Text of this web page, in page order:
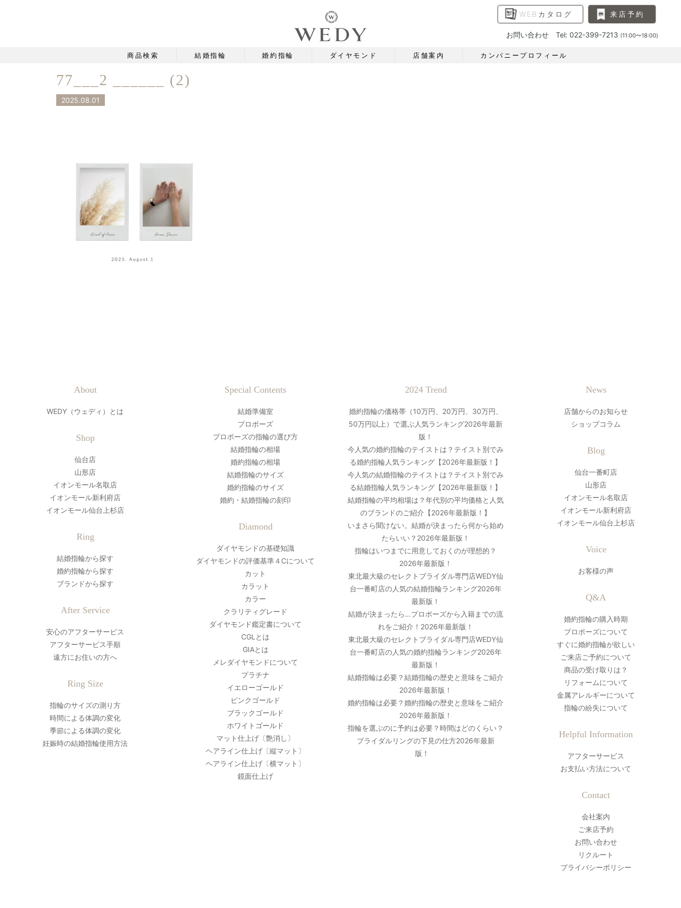
WEBカタログ 来店予約
お問い合わせ Tel: 022-399-7213 (11:00〜18:00)
商品検索 結婚指輪 婚約指輪 ダイヤモンド 店舗案内 カンパニープロフィール
77___2 ______ (2)
2025.08.01
About
WEDY（ウェディ）とは
Shop
仙台店
山形店
イオンモール名取店
イオンモール新利府店
イオンモール仙台上杉店
Ring
結婚指輪から探す
婚約指輪から探す
ブランドから探す
After Service
安心のアフターサービス
アフターサービス手順
遠方にお住いの方へ
Ring Size
指輪のサイズの測り方
時間による体調の変化
季節による体調の変化
妊娠時の結婚指輪使用方法
Special Contents
結婚準備室
プロポーズ
プロポーズの指輪の選び方
結婚指輪の相場
婚約指輪の相場
結婚指輪のサイズ
婚約指輪のサイズ
婚約・結婚指輪の刻印
Diamond
ダイヤモンドの基礎知識
ダイヤモンドの評価基準４Cについて
カット
カラット
カラー
クラリティグレード
ダイヤモンド鑑定書について
CGLとは
GIAとは
メレダイヤモンドについて
プラチナ
イエローゴールド
ピンクゴールド
ブラックゴールド
ホワイトゴールド
マット仕上げ〔艶消し〕
ヘアライン仕上げ〔縦マット〕
ヘアライン仕上げ〔横マット〕
鏡面仕上げ
2024 Trend
婚約指輪の価格帯（10万円、20万円、30万円、
50万円以上）で選ぶ人気ランキング2026年最新
版！
今人気の婚約指輪のテイストは？テイスト別でみ
る婚約指輪人気ランキング【2026年最新版！】
今人気の結婚指輪のテイストは？テイスト別でみ
る結婚指輪人気ランキング【2026年最新版！】
結婚指輪の平均相場は？年代別の平均価格と人気
のブランドのご紹介【2026年最新版！】
いまさら聞けない。結婚が決まったら何から始め
たらいい？2026年最新版！
指輪はいつまでに用意しておくのが理想的？
2026年最新版！
東北最大級のセレクトブライダル専門店WEDY仙
台一番町店の人気の結婚指輪ランキング2026年
最新版！
結婚が決まったら…プロポーズから入籍までの流
れをご紹介！2026年最新版！
東北最大級のセレクトブライダル専門店WEDY仙
台一番町店の人気の婚約指輪ランキング2026年
最新版！
結婚指輪は必要？結婚指輪の歴史と意味をご紹介
2026年最新版！
婚約指輪は必要？婚約指輪の歴史と意味をご紹介
2026年最新版！
指輪を選ぶのに予約は必要？時間はどのくらい？
ブライダルリングの下見の仕方2026年最新
版！
News
店舗からのお知らせ
ショップコラム
Blog
仙台一番町店
山形店
イオンモール名取店
イオンモール新利府店
イオンモール仙台上杉店
Voice
お客様の声
Q&A
婚約指輪の購入時期
プロポーズについて
すぐに婚約指輪が欲しい
ご来店ご予約について
商品の受け取りは？
リフォームについて
金属アレルギーについて
指輪の紛失について
Helpful Information
アフターサービス
お支払い方法について
Contact
会社案内
ご来店予約
お問い合わせ
リクルート
プライバシーポリシー